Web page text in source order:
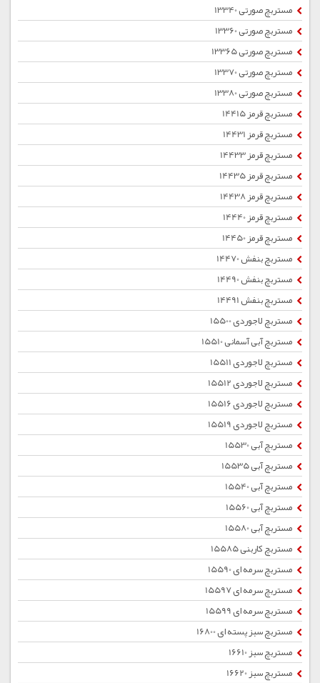
مستربچ صورتی 13340
مستربچ صورتی 13360
مستربچ صورتی 13365
مستربچ صورتی 13370
مستربچ صورتی 13380
مستربچ قرمز 14415
مستربچ قرمز 14431
مستربچ قرمز 14433
مستربچ قرمز 14435
مستربچ قرمز 14438
مستربچ قرمز 14440
مستربچ قرمز 14450
مستربچ بنفش 14470
مستربچ بنفش 14490
مستربچ بنفش 14491
مستربچ لاجوردی 15500
مستربچ آبی آسمانی 15510
مستربچ لاجوردی 15511
مستربچ لاجوردی 15512
مستربچ لاجوردی 15516
مستربچ لاجوردی 15519
مستربچ آبی 15530
مستربچ آبی 15535
مستربچ آبی 15540
مستربچ آبی 15560
مستربچ آبی 15580
مستربچ کاربنی 15585
مستربچ سرمه ای 15590
مستربچ سرمه ای 15597
مستربچ سرمه ای 15599
مستربچ سبز پسته ای 16800
مستربچ سبز 16610
مستربچ سبز 16620